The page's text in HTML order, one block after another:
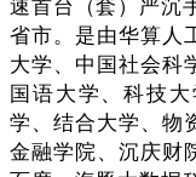
省市。是由华算人
大学、中国社会科
国语大学、科技
学、结合大学、物
金融学院、沉庆财